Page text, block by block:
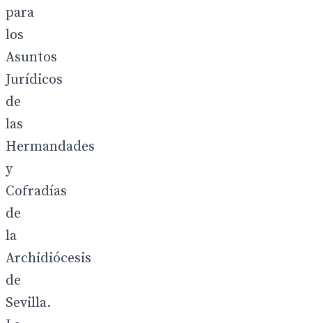
para
los
Asuntos
Jurídicos
de
las
Hermandades
y
Cofradías
de
la
Archidiócesis
de
Sevilla.